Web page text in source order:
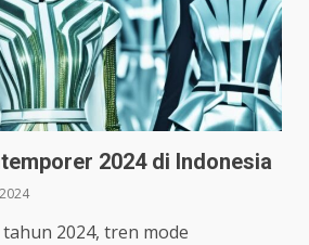
2024 di Indonesia
2024, tren mode